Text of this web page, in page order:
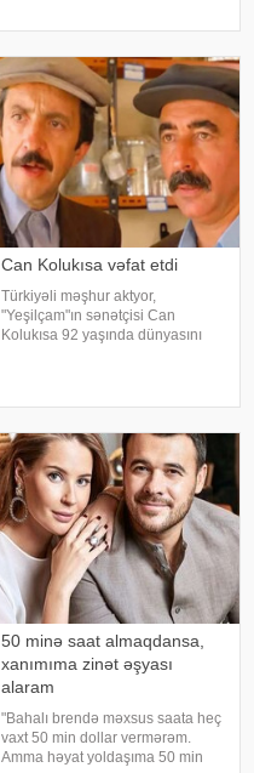
olunacaq serialın baş qadı
Can Kolukısa vəfat etdi
Türkiyəli məşhur aktyor,
"Yeşilçam"ın sənətçisi Can
Kolukısa 92 yaşında dünyasını
"Selamsı
50 minə saat almaqdansa,
xanımıma zinət əşyası
alaram
"Bahalı brendə məxsus saata heç
vaxt 50 min dollar vermərəm.
Amma həyat yoldaşıma 50 min